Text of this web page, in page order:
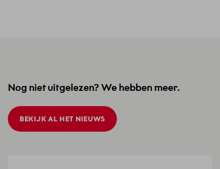
Nog niet uitgelezen? We hebben meer.
BEKIJK AL HET NIEUWS